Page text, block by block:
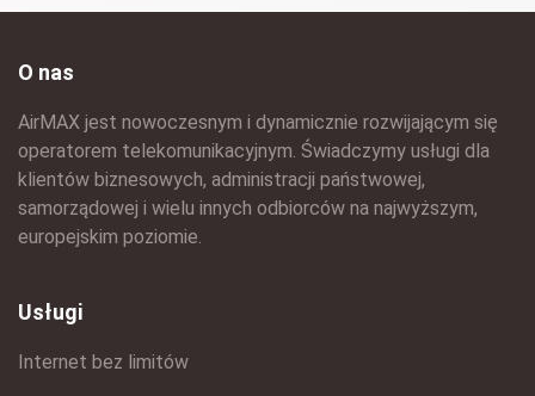
O nas
AirMAX jest nowoczesnym i dynamicznie rozwijającym się
operatorem telekomunikacyjnym. Świadczymy usługi dla
klientów biznesowych, administracji państwowej,
samorządowej i wielu innych odbiorców na najwyższym,
europejskim poziomie.
Usługi
Internet bez limitów